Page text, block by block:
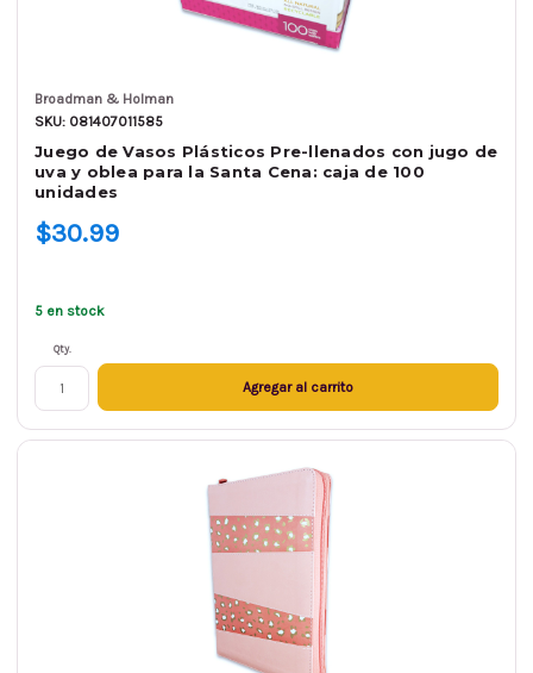
Broadman & Holman
SKU: 081407011585
Juego de Vasos Plásticos Pre-llenados con jugo de
uva y oblea para la Santa Cena: caja de 100
unidades
$30.99
5 en stock
Qty.
Agregar al carrito